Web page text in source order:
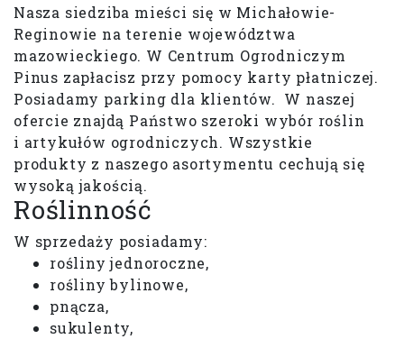
Nasza siedziba mieści się w Michałowie-
Reginowie na terenie województwa
mazowieckiego. W Centrum Ogrodniczym
Pinus zapłacisz przy pomocy karty płatniczej.
Posiadamy parking dla klientów. W naszej
ofercie znajdą Państwo szeroki wybór roślin
i artykułów ogrodniczych. Wszystkie
produkty z naszego asortymentu cechują się
wysoką jakością.
Roślinność
W sprzedaży posiadamy:
rośliny jednoroczne,
rośliny bylinowe,
pnącza,
sukulenty,